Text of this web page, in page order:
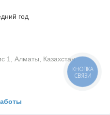
год
1, Алматы, Казахстан
КНОПКА
СВЯЗИ